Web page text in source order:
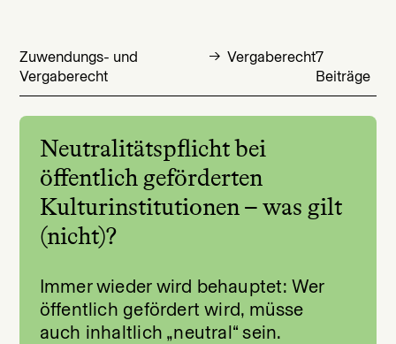
Zuwendungs- und
Vergaberecht
Vergaberecht7
Beiträge
Neutralitätspflicht bei
öffentlich geförderten
Kulturinstitutionen – was gilt
(nicht)?
Immer wieder wird behauptet: Wer
öffentlich gefördert wird, müsse
auch inhaltlich „neutral“ sein.